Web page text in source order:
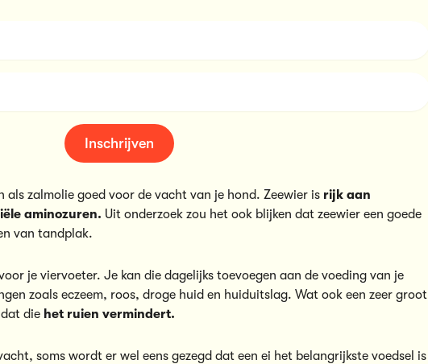
Inschrijven
als zalmolie goed voor de vacht van je hond. Zeewier is rijk aan
aminozuren. Uit onderzoek zou het ook blijken dat zeewier een goede
van tandplak.
je viervoeter. Je kan die dagelijks toevoegen aan de voeding van je
zoals eczeem, roos, droge huid en huiduitslag. Wat ook een zeer groot
die het ruien vermindert.
soms wordt er wel eens gezegd dat een ei het belangrijkste voedsel is